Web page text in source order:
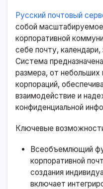
Русский почтовый
собой
корпоративной
себе почту, календари,
Система
размера, от
корпораций,
взаимодействие и
конфиденциальной
Ключевые
Всеобъемлющий
корпоративной
создания
включает